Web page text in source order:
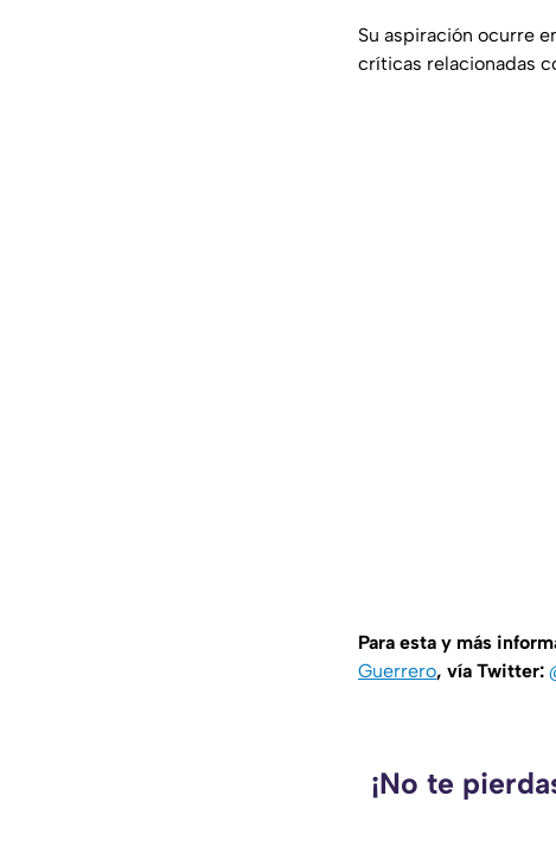
Su aspiración ocurre
críticas relacionadas
Para esta y más
Guerrero, vía Twitter:
¡No te